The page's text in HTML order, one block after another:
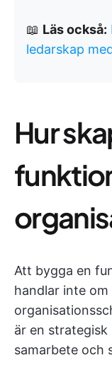
📖 Läs också:
ledarskap
Hur
Att bygga en
handlar inte
är en
samarbete och